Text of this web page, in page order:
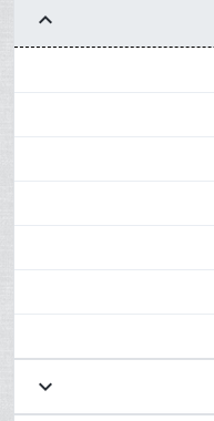
keyboard_arrow_down
keyboard_arrow_down